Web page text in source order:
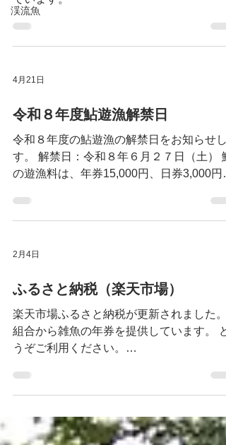
渓流魚
4月21日
令和８年度鮎遊漁解禁日
令和８年度の鮎遊漁の解禁日をお知らせし
す。 解禁日：令和８年６月２７日（土）
の遊漁料は、年券15,000円、日券3,000円
い。 FISH PASSもご利用になれます。
https://www.fishpass.co.jp/ 必ず遊漁承認証
合は協力をお願いします。 なお遊漁承認証
きますが、その場合は通常の遊漁料に
円を加算した金額をお支払いいただきます
2月4日
ふるさと納税（楽天市場）
楽天市場ふるさと納税が更新されました。
組合から雑魚の年券を提供しています。 ど
うぞご利用ください。
katsuyama/a-001010/?l-
id=shoptop_widget_in_shop_ranking&s-
id=shoptop_in_shop_ranking